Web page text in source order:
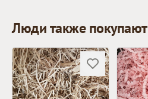
Люди также покупают